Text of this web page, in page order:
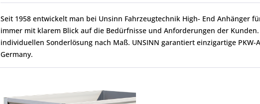
Seit 1958 entwickelt man bei Unsinn Fahrzeugtechnik High- End Anhänger
immer mit klarem Blick auf die Bedürfnisse und Anforderungen der
individuellen Sonderlösung nach Maß. UNSINN garantiert einzigartige
Germany.